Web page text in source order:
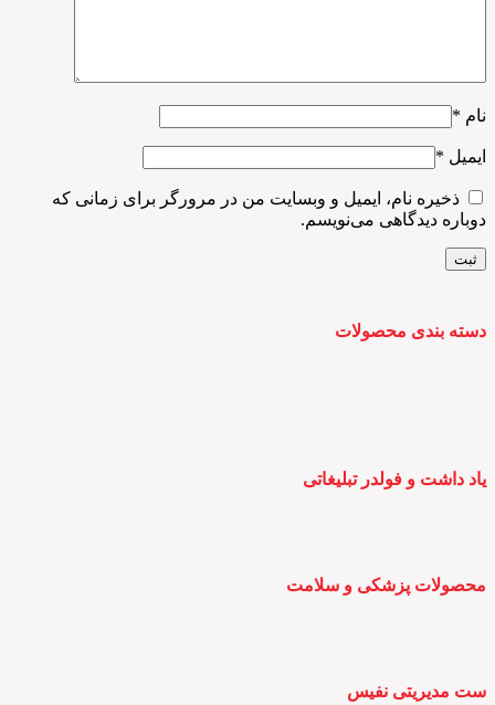
نام *
ایمیل *
ذخیره نام، ایمیل و وبسایت من در مرورگر برای زمانی که
دوباره دیدگاهی می‌نویسم.
دسته بندی محصولات
یاد داشت و فولدر تبلیغاتی
محصولات پزشکی و سلامت
ست مدیریتی نفیس